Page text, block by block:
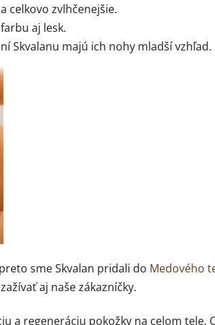
celkovo zvlhčenejšie.
aj lesk.
Skvalanu majú ich nohy mladší vzhľad.
sme Skvalan pridali do Medového
aj naše zákazníčky.
a regeneráciu pokožky na celom